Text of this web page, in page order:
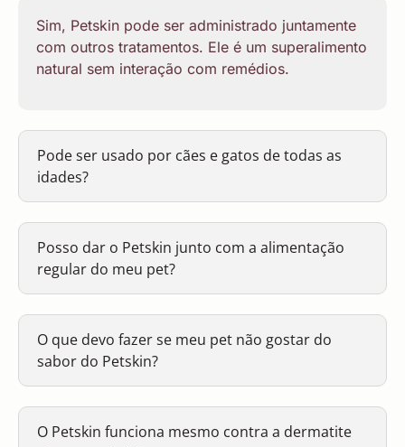
Sim, Petskin pode ser administrado juntamente
com outros tratamentos. Ele é um superalimento
natural sem interação com remédios.
Pode ser usado por cães e gatos de todas as
idades?
Posso dar o Petskin junto com a alimentação
regular do meu pet?
O que devo fazer se meu pet não gostar do
sabor do Petskin?
O Petskin funciona mesmo contra a dermatite